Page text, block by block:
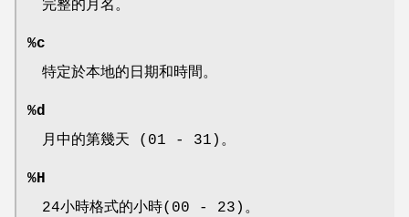
完整的月名。
%c
特定於本地的日期和時間。
%d
月中的第幾天 (01 - 31)。
%H
24小時格式的小時(00 - 23)。